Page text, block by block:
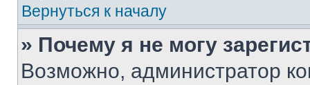
Вернуться к началу
» Почему я не могу
Возможно, администратор